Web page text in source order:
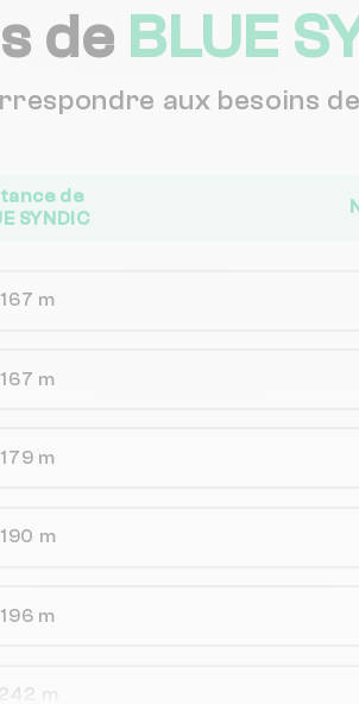
de BLUE
aux besoins
de
SYNDIC
167 m
167 m
179 m
190 m
196 m
242 m